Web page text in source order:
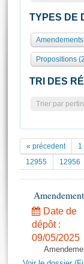
Présidence
577
Groupes
Séance
Europe et
Pétitions
Projets de loi
Propositions
Amendements
Textes adoptés
Rapports
Rôle et
Présidence
( Constitution |
Histoire
Juniors
Anciennes
Liens vers
Visiter
Visite
Assister à
La
Les archives
Photos
TYPES DE
Propositions
TRI DES
Trier par
« précedent 1
12955
12956
Date de
dépôt :
09/05/2025